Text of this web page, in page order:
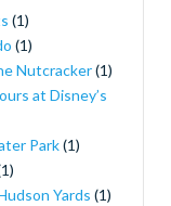
(1)
(1)
Nutcracker(1)
at Disney’s
Park(1)
Yards (1)